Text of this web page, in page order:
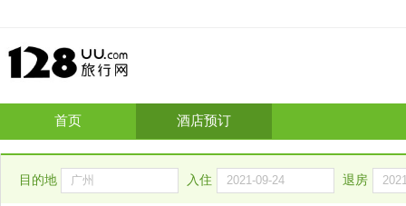
首页 酒店预订
目的地 入住 退房